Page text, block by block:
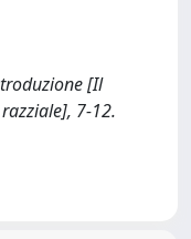
[Il
7-12.